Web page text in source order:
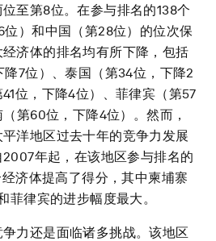
至第8位。在参与排名的138个
）和中国（第28位）的位次保
济体的排名均有所下降，包括
7位）、泰国（第34位，下降2
位，下降4位）、菲律宾（第57
第60位，下降4位）。然而，
洋地区过去十年的竞争力发展
年起，在该地区参与排名的
济体提高了得分，其中柬埔寨
菲律宾的进步幅度最大。
力还是面临诸多挑战。该地区